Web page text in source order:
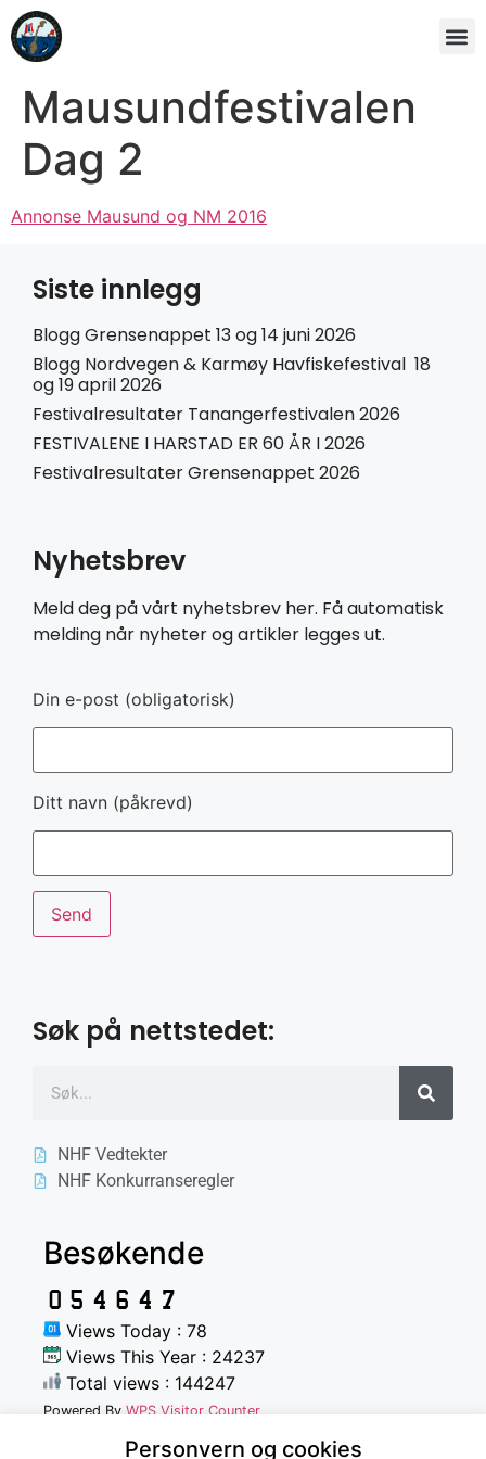
Mausundfestivalen
Dag 2
Annonse Mausund og NM 2016
Siste innlegg
Blogg Grensenappet 13 og 14 juni 2026
Blogg Nordvegen & Karmøy Havfiskefestival 18
og 19 april 2026
Festivalresultater Tanangerfestivalen 2026
FESTIVALENE I HARSTAD ER 60 ÅR I 2026
Festivalresultater Grensenappet 2026
Nyhetsbrev
Meld deg på vårt nyhetsbrev her. Få automatisk
melding når nyheter og artikler legges ut.
Din e-post (obligatorisk)
Ditt navn (påkrevd)
Søk på nettstedet:
NHF Vedtekter
NHF Konkurranseregler
Besøkende
Views Today : 78
Views This Year : 24237
Total views : 144247
Powered By WPS Visitor Counter
Personvern og cookies